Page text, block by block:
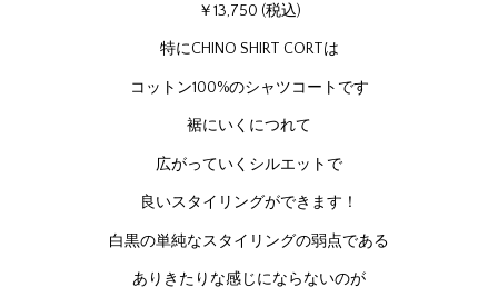
￥13,750 (税込)
特にCHINO SHIRT CORTは
コットン100%のシャツコートです
裾にいくにつれて
広がっていくシルエットで
良いスタイリングができます！
白黒の単純なスタイリングの弱点である
ありきたりな感じにならないのが